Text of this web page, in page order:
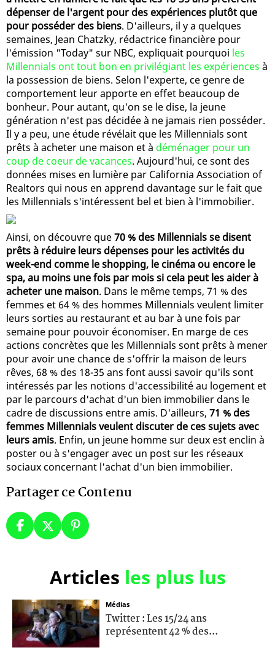
dépenser de l'argent pour des expériences plutôt que
pour posséder des biens. D'ailleurs, il y a quelques
semaines, Jean Chatzky, rédactrice financière pour
l'émission "Today" sur NBC, expliquait pourquoi les
Millennials ont tout bon en privilégiant les expériences à
la possession de biens. Selon l'experte, ce genre de
comportement leur apporte en effet beaucoup de
bonheur. Pour autant, qu'on se le dise, la jeune
génération n'est pas décidée à ne jamais rien posséder.
Il y a peu, une étude révélait que les Millennials sont
prêts à acheter une maison et à déménager pour un
coup de coeur de vacances. Aujourd'hui, ce sont des
données mises en lumière par California Association of
Realtors qui nous en apprend davantage sur le fait que
les Millennials s'intéressent bel et bien à l'immobilier.
Ainsi, on découvre que70 % des Millennials se disent
prêts à réduire leurs dépenses pour les activités du
week-end comme le shopping, le cinéma ou encore le
spa, au moins une fois par mois si cela peut les aider à
acheter une maison. Dans le même temps, 71 % des
femmes et 64 % des hommes Millennials veulent limiter
leurs sorties au restaurant et au bar à une fois par
semaine pour pouvoir économiser. En marge de ces
actions concrètes que les Millennials sont prêts à mener
pour avoir une chance de s'offrir la maison de leurs
rêves, 68 % des 18-35 ans font aussi savoir qu'ils sont
intéressés par les notions d'accessibilité au logement et
par le parcours d'achat d'un bien immobilier dans le
cadre de discussions entre amis. D'ailleurs, 71 % des
femmes Millennials veulent discuter de ces sujets avec
leurs amis. Enfin, un jeune homme sur deux est enclin à
poster ou à s'engager avec un post sur les réseaux
sociaux concernant l'achat d'un bien immobilier.
Partager ce Contenu
Articles les plus lus
Médias
Twitter : Les 15/24 ans
représentent 42 % des...